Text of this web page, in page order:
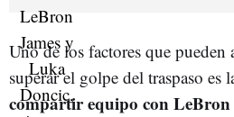
Uno de los factores que pueden
superar el golpe del traspaso es
compartir equipo con LeBron